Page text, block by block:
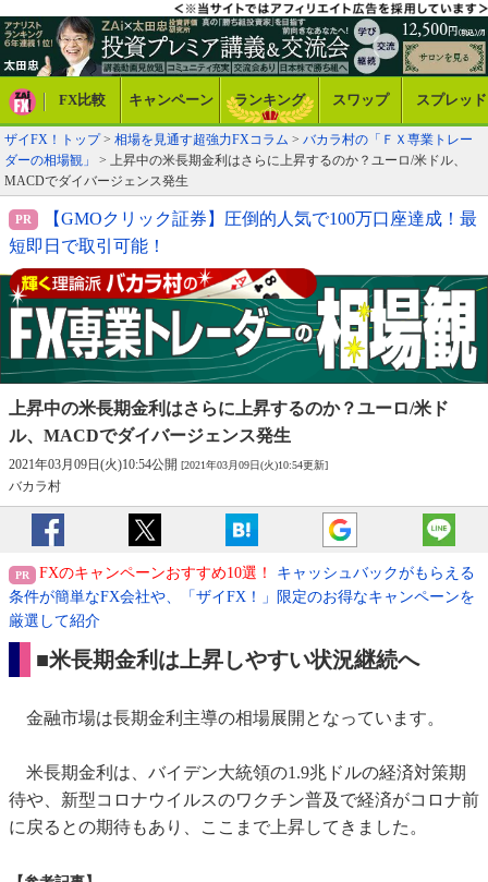
FX比較 キャンペーン ランキング スワップ スプレッド
ザイFX！トップ> 相場を見通す超強力FXコラム > バカラ村の「ＦＸ専業トレー
ダーの相場観」
> 上昇中の米長期金利はさらに上昇するのか？ユーロ/米ドル、
MACDでダイバージェンス発生
【GMOクリック証券】圧倒的人気で100万口座達成！最
短即日で取引可能！
上昇中の米長期金利はさらに上昇するのか？ユーロ/米ド
ル、MACDでダイバージェンス発生
2021年03月09日(火)10:54公開 [2021年03月09日(火)10:54更新]
バカラ村
FXのキャンペーンおすすめ10選！
キャッシュバックがもらえる
条件が簡単なFX会社や、「ザイFX！」限定のお得なキャンペーンを
厳選して紹介
■米長期金利は上昇しやすい状況継続へ
金融市場は長期金利主導の相場展開となっています。
米長期金利は、バイデン大統領の1.9兆ドルの経済対策期
待や、新型コロナウイルスのワクチン普及で経済がコロナ前
に戻るとの期待もあり、ここまで上昇してきました。